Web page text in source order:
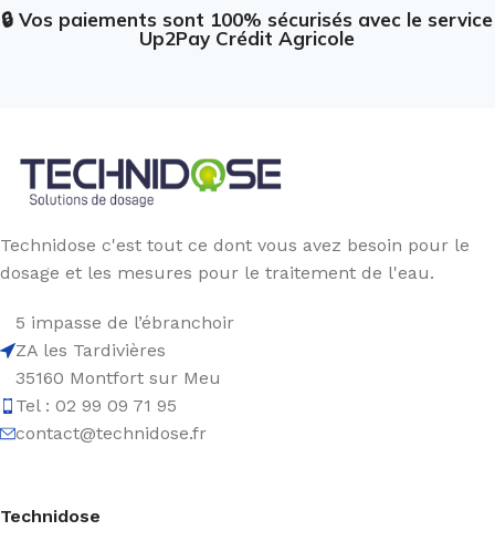
🔒 Vos paiements sont 100% sécurisés avec le service
Up2Pay Crédit Agricole
Technidose c'est tout ce dont vous avez besoin pour le
dosage et les mesures pour le traitement de l'eau.
5 impasse de l’ébranchoir
ZA les Tardivières
35160 Montfort sur Meu
Tel : 02 99 09 71 95
contact@technidose.fr
Technidose